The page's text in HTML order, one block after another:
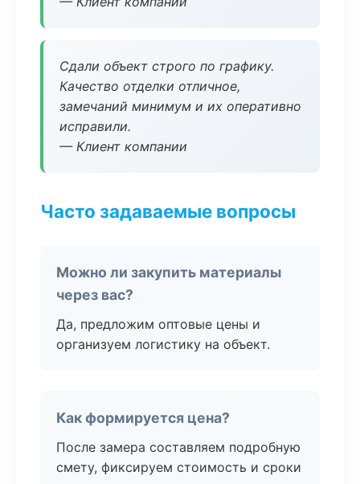
Сдали объект строго по графику.
Качество отделки отличное,
замечаний минимум и их оперативно
исправили.
— Клиент компании
Часто задаваемые вопросы
Можно ли закупить материалы
через вас?
Да, предложим оптовые цены и
организуем логистику на объект.
Как формируется цена?
После замера составляем подробную
смету, фиксируем стоимость и сроки